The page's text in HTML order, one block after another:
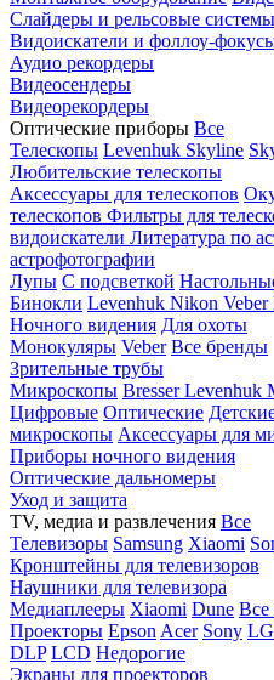
Слайдеры и рельсовые системы
Видоискатели и фоллоу-
Аудио рекордеры
Видеосендеры
Видеорекордеры
Оптические приборы Все
Телескопы Levenhuk Skyline
Любительские телескопы
Аксессуары для телескопов
телескопов Фильтры для
видоискатели Литература по
астрофотографии
Лупы С подсветкой
Бинокли Levenhuk Nikon Veber
Ночного видения Для охоты
Монокуляры Veber Все бренды
Зрительные трубы
Микроскопы BresserLevenhuk
Цифровые Оптические
микроскопы Аксессуары для
Приборы ночного видения
Оптические дальномеры
Уход и защита
TV, медиа и развлечения Все
Телевизоры Samsung Xiaomi
Кронштейны для телевизоров
Наушники для телевизора
Медиаплееры Xiaomi Dune Все
Проекторы Epson Acer Sony LG
DLP LCD Недорогие
Экраны для проекторов